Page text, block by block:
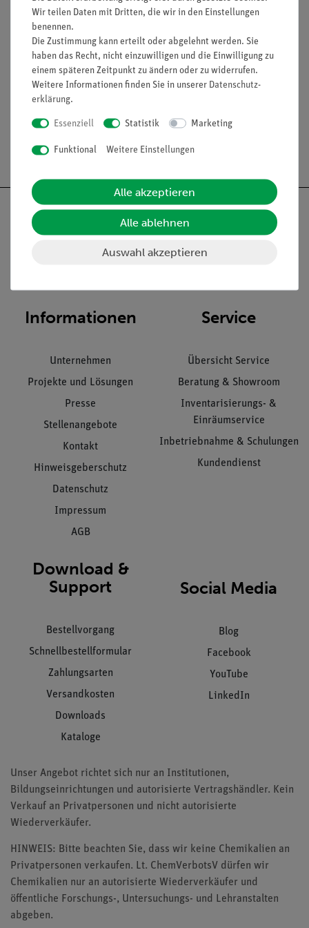
Wasserschimmel (Saprolegnia), Schädling an Pflanzen und
Tieren 19. Durch Chemieabwässer geschädigte Haut eines
Fisches 20. Schleimhautgeschwür eines Lurches als Folge von
Wasserverschmutzung
Die Präparate werden in einem Präparatekasten geliefert.
Versandkostenfrei ab 300,- €
Nach oben
Informationen
Unternehmen
Projekte und Lösungen
Presse
Stellenangebote
Kontakt
Hinweisgeberschutz
Datenschutz
Impressum
AGB
Service
Übersicht Service
Beratung & Showroom
Inventarisierungs- &
Einräumservice
Inbetriebnahme & Schulungen
Kundendienst
Download &
Support
Bestellvorgang
Schnellbestellformular
Zahlungsarten
Versandkosten
Downloads
Kataloge
Social Media
Blog
Facebook
YouTube
LinkedIn
Unser Angebot richtet sich nur an Institutionen,
Bildungseinrichtungen und autorisierte Vertragshändler. Kein
Verkauf an Privatpersonen und nicht autorisierte
Wiederverkäufer.
HINWEIS: Bitte beachten Sie, dass wir keine Chemikalien an
Privatpersonen verkaufen. Lt. ChemVerbotsV dürfen wir
Chemikalien nur an autorisierte Wiederverkäufer und
öffentliche Forschungs-, Untersuchungs- und Lehranstalten
abgeben.
Wir teilen Daten mit Dritten, die wir in den Einstellungen
benennen.
Die Zustimmung kann erteilt oder abgelehnt werden. Sie
haben das Recht, nicht einzuwilligen und die Einwilligung zu
einem späteren Zeitpunkt zu ändern oder zu widerrufen.
Weitere Informationen finden Sie in unserer Daten­schutz­
erklärung.
Essenziell Statistik Marketing
Funktional Weitere Einstellungen
Alle akzeptieren
Alle ablehnen
Auswahl akzeptieren